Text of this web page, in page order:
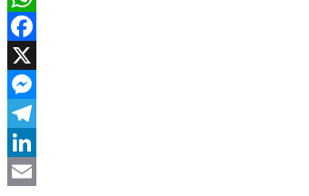
WhatsApp
Facebook
X
Messenger
Telegram
LinkedIn